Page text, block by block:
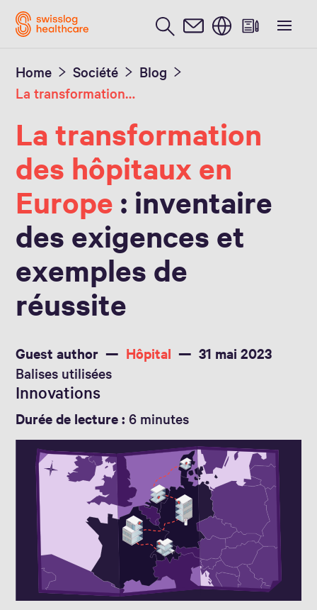
Pays-Bas Allemagne France Suisse
Anglais / English
Home Société
Blog
La transformation des hôpitaux en Europe
La transformation
des hôpitaux en
Europe : inventaire
des exigences et
exemples de
réussite
Guest author 31 mai 2023
Hôpital
Durée de lecture : 6 minutes
Balises utilisées
Innovations